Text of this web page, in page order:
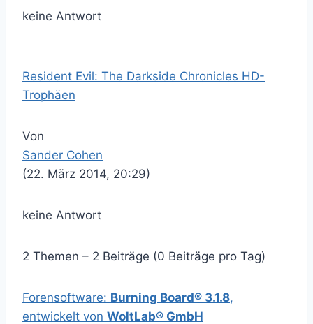
keine Antwort
Resident Evil: The Darkside Chronicles HD-
Trophäen
Von
Sander Cohen
(22. März 2014, 20:29)
keine Antwort
2 Themen – 2 Beiträge (0 Beiträge pro Tag)
Forensoftware: Burning Board® 3.1.8,
entwickelt von WoltLab® GmbH